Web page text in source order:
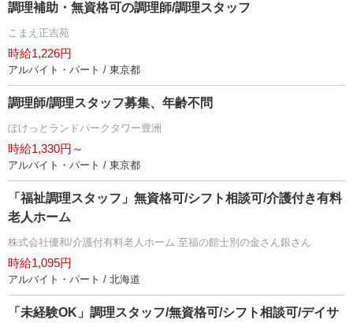
調理補助・無資格可の調理師/調理スタッフ
こまえ正吉苑
時給1,226円
アルバイト・パート / 東京都
調理師/調理スタッフ募集、年齢不問
ぽけっとランドパークタワー豊洲
時給1,330円～
アルバイト・パート / 東京都
「福祉調理スタッフ」無資格可/シフト相談可/介護付き有料
老人ホーム
株式会社優和/介護付有料老人ホーム 至福の館士別の金さん銀さん
時給1,095円
アルバイト・パート / 北海道
「未経験OK」調理スタッフ/無資格可/シフト相談可/デイサ